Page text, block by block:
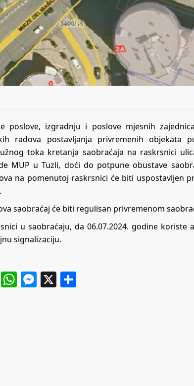
poslove, izgradnju i poslove mjesnih
radova postavljanja privremenih objekata
toka kretanja saobraćaja na raskrsnici
MUP u Tuzli, doći do potpune obustave
na pomenutoj raskrsnici će biti uspostavljen
saobraćaj će biti regulisan privremenom
u saobraćaju, da 06.07.2024. godine
signalizaciju.
ViberWhatsApp
Messenger
X